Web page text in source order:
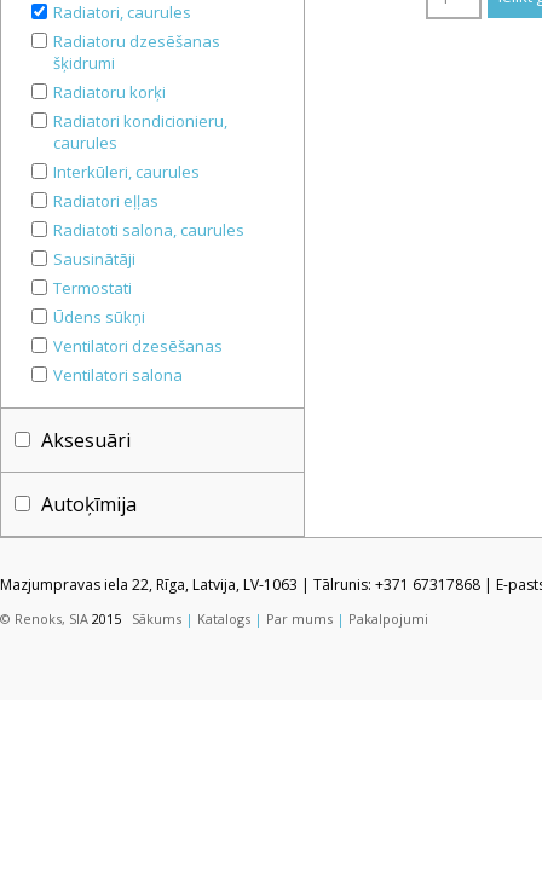
Radiatori, caurules
Radiatoru dzesēšanas
šķidrumi
Radiatoru korķi
Radiatori kondicionieru,
caurules
Interkūleri, caurules
Radiatori eļļas
Radiatoti salona, caurules
Sausinātāji
Termostati
Ūdens sūkņi
Ventilatori dzesēšanas
Ventilatori salona
Aksesuāri
Autoķīmija
Mazjumpravas iela 22, Rīga, Latvija, LV-1063 | Tālrunis: +371 67317868 | E-
© Renoks, SIA 2015 Sākums | Katalogs | Par mums | Pakalpojumi